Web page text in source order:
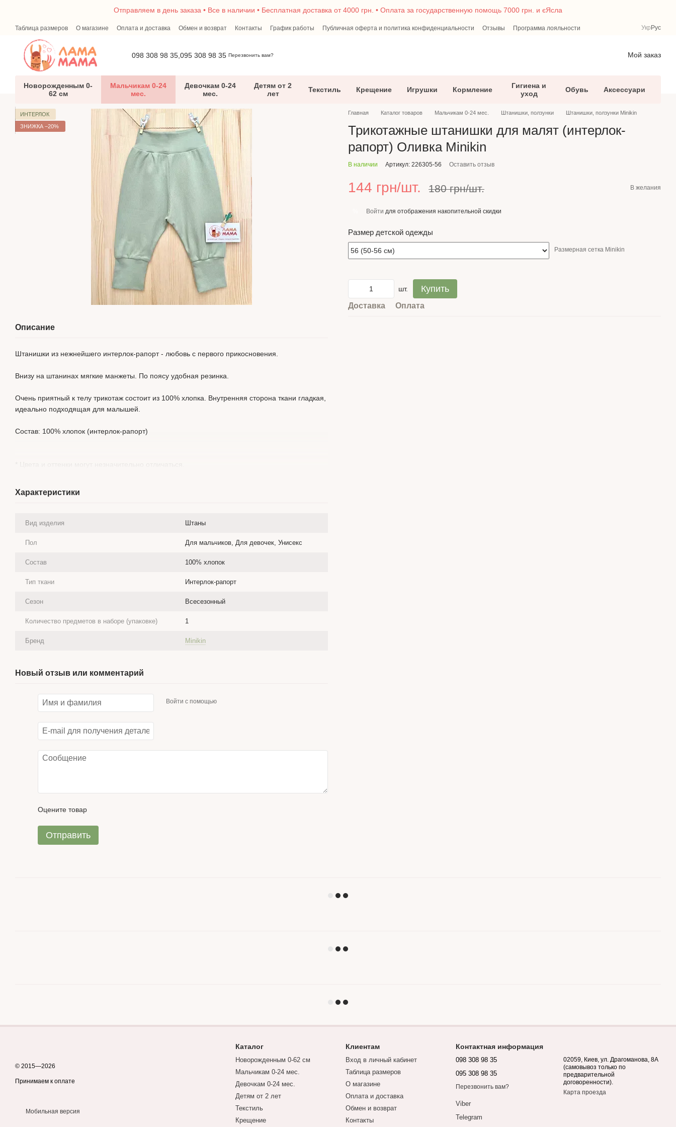
Отправляем в день заказа • Все в наличии • Бесплатная доставка от 4000 грн. • Оплата за государственную помощь 7000 грн. и єЯсла
Таблица размеров О магазине Оплата и доставка Обмен и возврат Контакты График работы Публичная оферта и политика конфиденциальности Отзывы
Программа лояльности
Первый гардероб малыша — что необходимо новорожденному
Укр Рус
098 308 98 35,095 308 98 35 Перезвонить вам? Мой заказ
Новорожденным 0-
62 см
Мальчикам 0-24
мес.
Девочкам 0-24
мес.
Детям от 2
лет
Текстиль Крещение Игрушки Кормление
Гигиена и
уход
Обувь Аксессуари
ИНТЕРЛОК
ЗНИЖКА −20%
Описание
Штанишки из нежнейшего интерлок-рапорт - любовь с первого прикосновения.
Внизу на штанинах мягкие манжеты. По поясу удобная резинка.
Очень приятный к телу трикотаж состоит из 100% хлопка. Внутренняя сторона ткани гладкая,
идеально подходящая для малышей.
Состав: 100% хлопок (интерлок-рапорт)
Характеристики
Вид изделия Штаны
Пол Для мальчиков, Для девочек, Унисекс
Состав 100% хлопок
Тип ткани Интерлок-рапорт
Сезон Всесезонный
Количество предметов в наборе (упаковке) 1
Бренд Minikin
Новый отзыв или комментарий
Войти с помощью
Оцените товар
Отправить
Главная Каталог товаров Мальчикам 0-24 мес. Штанишки, ползунки Штанишки, ползунки Minikin
Трикотажные штанишки для малят (интерлок-
рапорт) Оливка Minikin
В наличии Артикул: 226305-56 Оставить отзыв
144 грн/шт. 180 грн/шт. В желания
Войти для отображения накопительной скидки
Размер детской одежды
Размерная сетка Minikin
шт. Купить
Доставка Оплата
© 2015—2026
Принимаем к оплате
Мобильная версия
Каталог
Новорожденным 0-62 см
Мальчикам 0-24 мес.
Девочкам 0-24 мес.
Детям от 2 лет
Текстиль
Крещение
Клиентам
Вход в личный кабинет
Таблица размеров
О магазине
Оплата и доставка
Обмен и возврат
Контакты
Контактная информация
098 308 98 35
095 308 98 35
Перезвонить вам?
Viber
Telegram
02059, Киев, ул. Драгоманова, 8А
(самовывоз только по
предварительной
договоренности).
Карта проезда